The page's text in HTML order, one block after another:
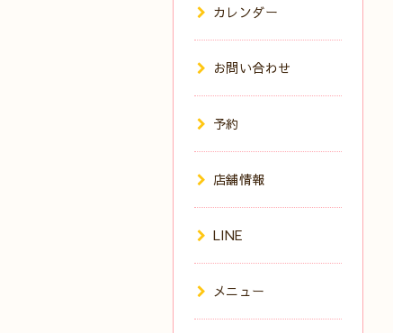
カレンダー
お問い合わせ
予約
店舗情報
LINE
メニュー